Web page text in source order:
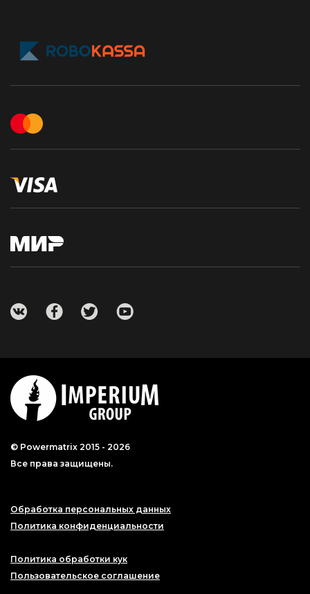
© Powermatrix 2015 - 2026
Все права защищены.
Обработка персональных данных
Политика конфиденциальности
Политика обработки кук
Пользовательское соглашение